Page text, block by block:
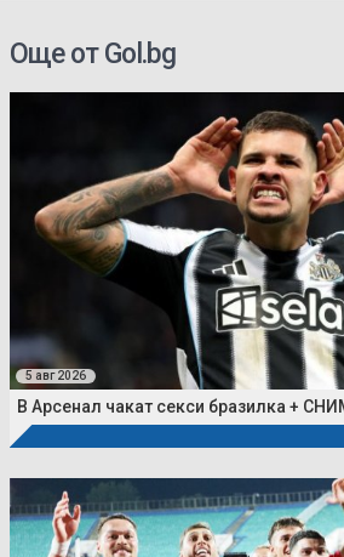
Още от Gol.bg
5 авг 2026
В Арсенал чакат секси бразилка +